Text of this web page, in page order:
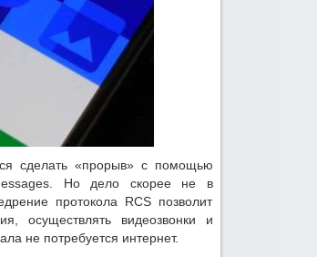
сделать «прорыв» с помощью
Но дело скорее не в
протокола RCS позволит
осуществлять видеозвонки и
не потребуется интернет.